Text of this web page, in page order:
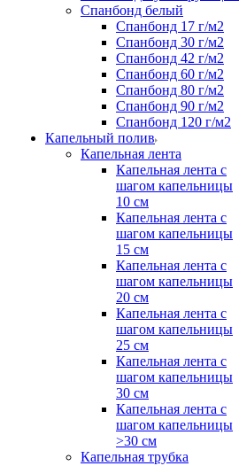
Спанбонд белый
Спанбонд 17 г/м2
Спанбонд 30 г/м2
Спанбонд 42 г/м2
Спанбонд 60 г/м2
Спанбонд 80 г/м2
Спанбонд 90 г/м2
Спанбонд 120 г/м2
Капельный полив
Капельная лента
Капельная лента с
шагом капельницы
10 см
Капельная лента с
шагом капельницы
15 см
Капельная лента с
шагом капельницы
20 см
Капельная лента с
шагом капельницы
25 см
Капельная лента с
шагом капельницы
30 см
Капельная лента с
шагом капельницы
>30 см
Капельная трубка